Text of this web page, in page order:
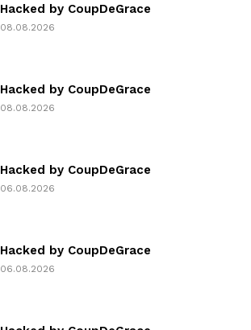
Hacked by CoupDeGrace
08.08.2026
Hacked by CoupDeGrace
08.08.2026
Hacked by CoupDeGrace
06.08.2026
Hacked by CoupDeGrace
06.08.2026